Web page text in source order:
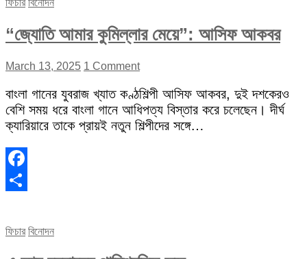
ফিচার বিনোদন
“জ্যোতি আমার কুমিল্লার মেয়ে”: আসিফ আকবর
March 13, 2025 1 Comment
বাংলা গানের যুবরাজ খ্যাত কণ্ঠশিল্পী আসিফ আকবর, দুই দশকেরও
বেশি সময় ধরে বাংলা গানে আধিপত্য বিস্তার করে চলেছেন। দীর্ঘ
ক্যারিয়ারে তাকে প্রায়ই নতুন শিল্পীদের সঙ্গে…
Facebook
ফিচার বিনোদন